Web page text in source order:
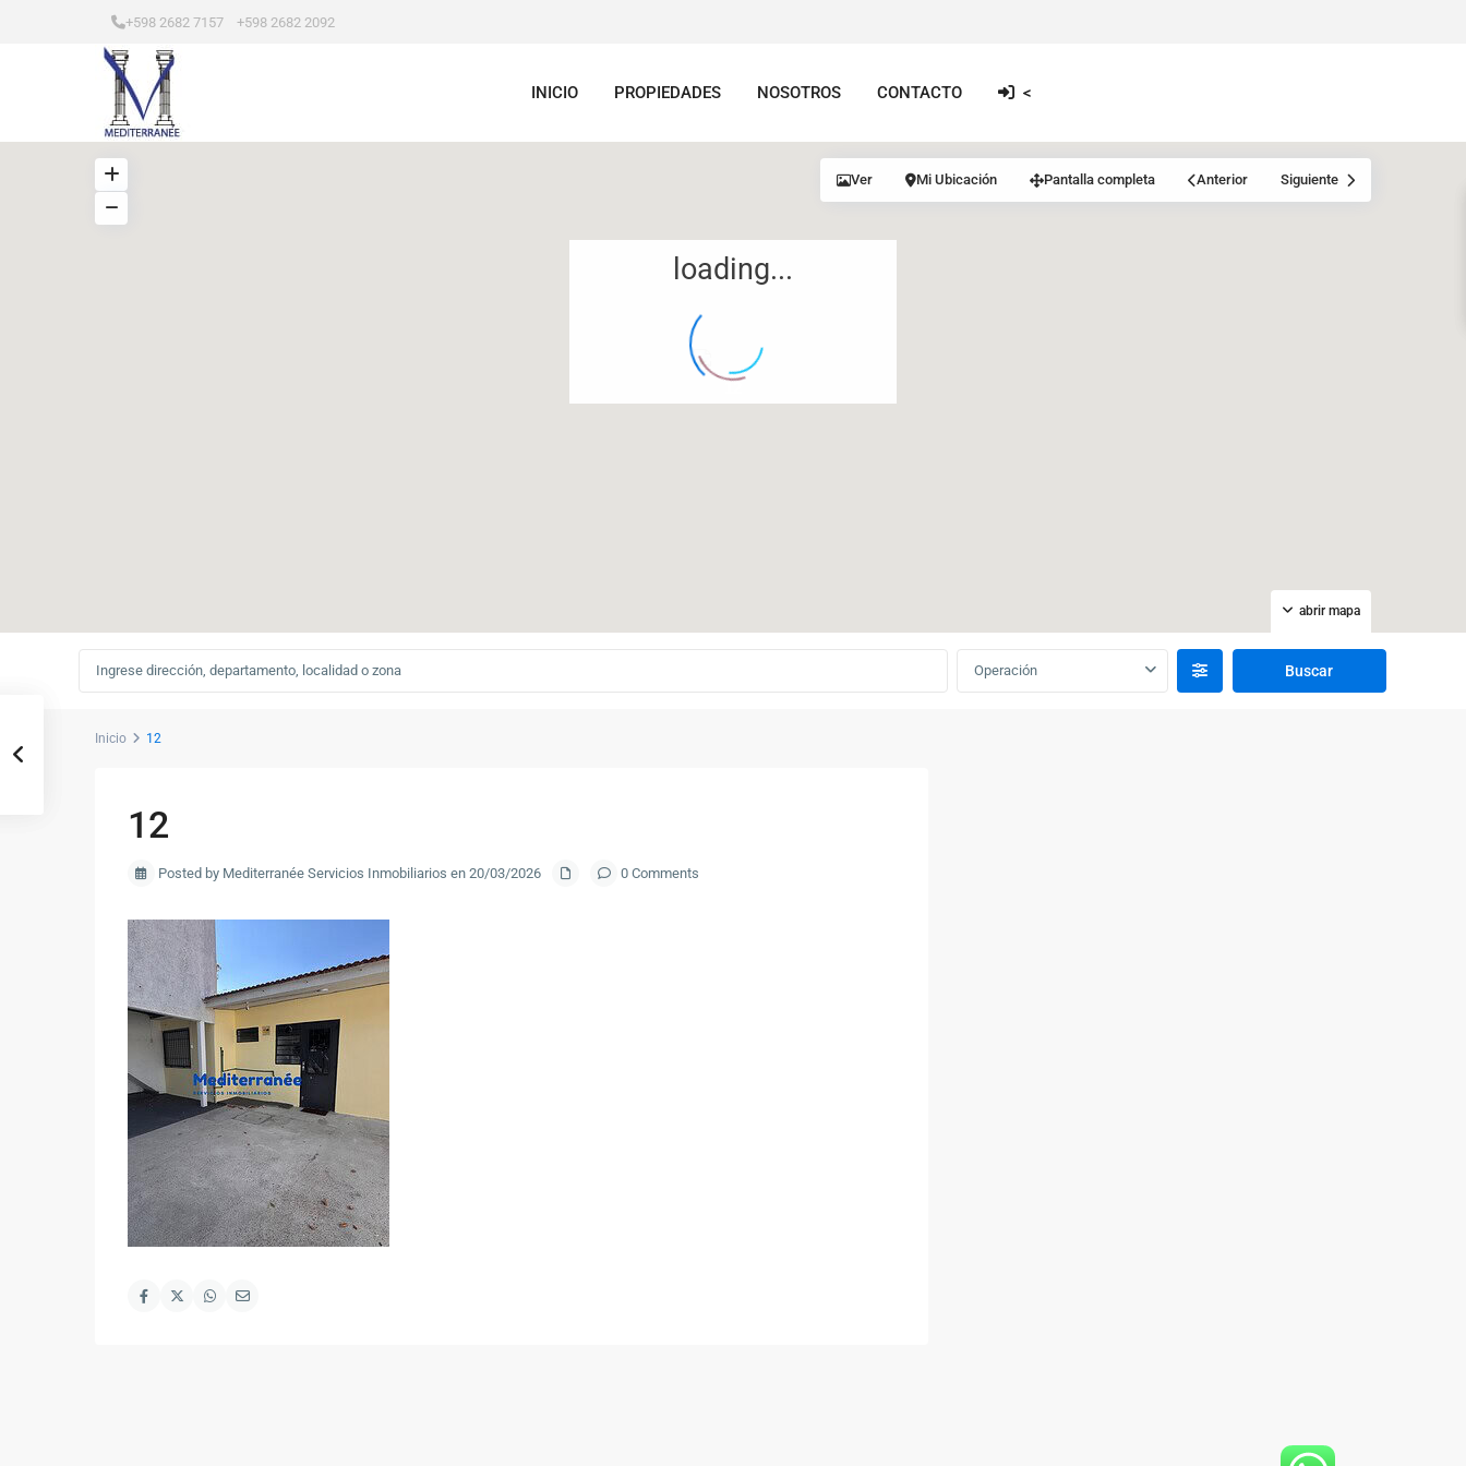
+598 2682 7157 +598 2682 2092
INICIO PROPIEDADES NOSOTROS CONTACTO <
12
loading...
abrir mapa
Ver Mi Ubicación Pantalla completa Anterior Siguiente
Operación
Inicio 12
12
Posted by Mediterranée Servicios Inmobiliarios en 20/03/2026 0 Comments